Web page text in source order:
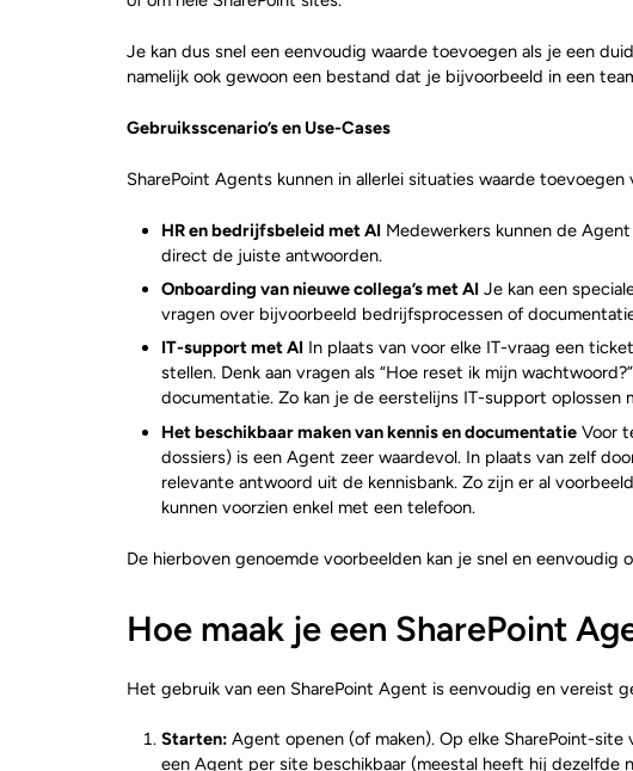
Je kan dus snel een eenvoudig waarde toevoegen als je een
namelijk ook gewoon een bestand dat je bijvoorbeeld in een
Gebruiksscenario’s en Use-Cases
SharePoint Agents kunnen in allerlei situaties waarde
HR en bedrijfsbeleid met AIMedewerkers kunnen de Agent
direct de juiste antwoorden.
Onboarding van nieuwe collega’s met AIJe kan een
vragen over bijvoorbeeld bedrijfsprocessen of
IT-support met AI In plaats van voor elke IT-vraag een
stellen. Denk aan vragen als “Hoe reset ik mijn
documentatie. Zo kan je de eerstelijns IT-support
Het beschikbaar maken van kennis en documentatieVoor
dossiers) is een Agent zeer waardevol. In plaats van zelf
relevante antwoord uit de kennisbank. Zo zijn er al
kunnen voorzien enkel met een telefoon.
De hierboven genoemde voorbeelden kan je snel en
Hoe maak je een SharePoint
Het gebruik van een SharePoint Agent is eenvoudig en vereist
Starten:Agent openen (of maken). Op elke SharePoint-
een Agent per site beschikbaar (meestal heeft hij dezelfde